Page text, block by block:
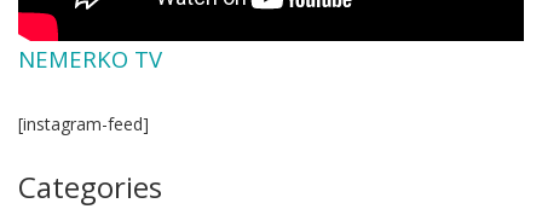
NEMERKO TV
[instagram-feed]
Categories